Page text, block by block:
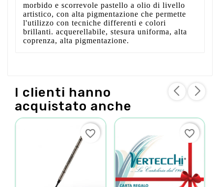
morbido e scorrevole pastello a olio di livello
artistico, con alta pigmentazione che permette
l'utilizzo con tecniche differenti e colori
brillanti. acquerellabile, stesura uniforma, alta
coprenza, alta pigmentazione.
I clienti hanno
acquistato anche
favorite_border favorite_border